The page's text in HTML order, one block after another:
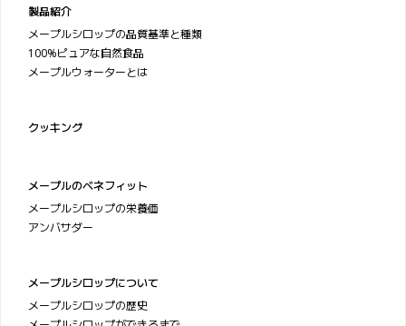
製品紹介
メープルシロップの品質基準と種類
100%ピュアな自然食品
メープルウォーターとは
クッキング
メープルのベネフィット
メープルシロップの栄養価
アンバサダー
メープルシロップについて
メープルシロップの歴史